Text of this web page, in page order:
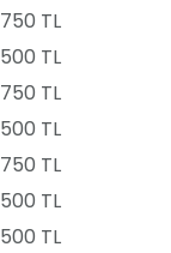
750 TL
500 TL
750 TL
500 TL
750 TL
500 TL
500 TL